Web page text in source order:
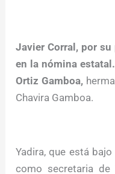
Javier Corral, por
en la nómina estatal.
Ortiz Gamboa,
Chavira Gamboa.
Yadira, que está
como secretaria de